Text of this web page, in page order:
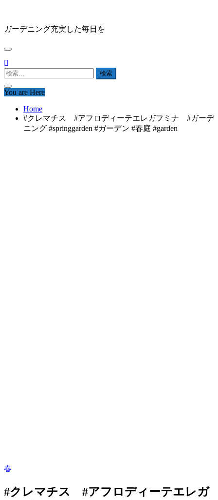
content
ガーデニング充実した毎日を
検
You are Here
Home
#クレマチス #アフロディーテエレガフミナ #ガーデ
ニング #springgarden #ガーデン #春庭 #garden
春
#クレマチス #アフロディーテエレガ